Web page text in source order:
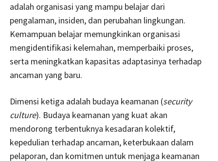
adalah organisasi yang mampu belajar dari
pengalaman, insiden, dan perubahan lingkungan.
Kemampuan belajar memungkinkan organisasi
mengidentifikasi kelemahan, memperbaiki proses,
serta meningkatkan kapasitas adaptasinya terhadap
ancaman yang baru.
Dimensi ketiga adalah budaya keamanan (security
culture). Budaya keamanan yang kuat akan
mendorong terbentuknya kesadaran kolektif,
kepedulian terhadap ancaman, keterbukaan dalam
pelaporan, dan komitmen untuk menjaga keamanan